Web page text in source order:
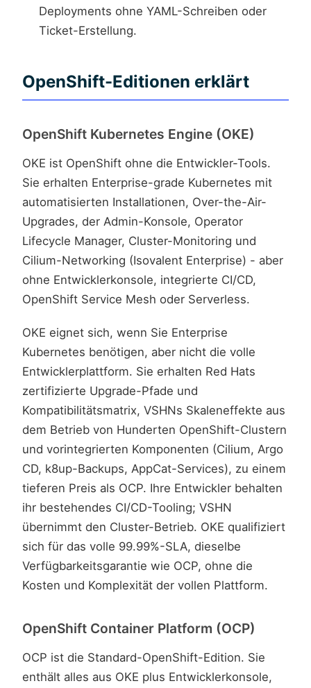
Deployments ohne YAML-Schreiben oder
Ticket-Erstellung.
OpenShift-Editionen erklärt
OpenShift Kubernetes Engine (OKE)
OKE ist OpenShift ohne die Entwickler-Tools.
Sie erhalten Enterprise-grade Kubernetes mit
automatisierten Installationen, Over-the-Air-
Upgrades, der Admin-Konsole, Operator
Lifecycle Manager, Cluster-Monitoring und
Cilium-Networking (Isovalent Enterprise) - aber
ohne Entwicklerkonsole, integrierte CI/CD,
OpenShift Service Mesh oder Serverless.
OKE eignet sich, wenn Sie Enterprise
Kubernetes benötigen, aber nicht die volle
Entwicklerplattform. Sie erhalten Red Hats
zertifizierte Upgrade-Pfade und
Kompatibilitätsmatrix, VSHNs Skaleneffekte aus
dem Betrieb von Hunderten OpenShift-Clustern
und vorintegrierten Komponenten (Cilium, Argo
CD, k8up-Backups, AppCat-Services), zu einem
tieferen Preis als OCP. Ihre Entwickler behalten
ihr bestehendes CI/CD-Tooling; VSHN
übernimmt den Cluster-Betrieb. OKE qualifiziert
sich für das volle 99.99%-SLA, dieselbe
Verfügbarkeitsgarantie wie OCP, ohne die
Kosten und Komplexität der vollen Plattform.
OpenShift Container Platform (OCP)
OCP ist die Standard-OpenShift-Edition. Sie
enthält alles aus OKE plus Entwicklerkonsole,